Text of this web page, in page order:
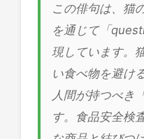
この俳句は、猫
を通じて「
現しています。
い食べ物を避け
人間が持つべき
す。食品安全検